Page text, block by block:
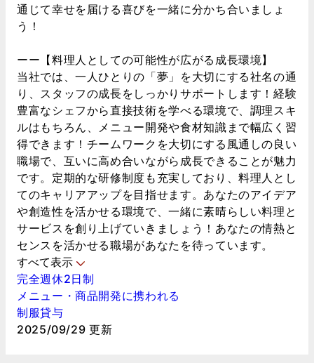
通じて幸せを届ける喜びを一緒に分かち合いましょ
う！
ーー【料理人としての可能性が広がる成長環境】
当社では、一人ひとりの「夢」を大切にする社名の通
り、スタッフの成長をしっかりサポートします！経験
豊富なシェフから直接技術を学べる環境で、調理スキ
ルはもちろん、メニュー開発や食材知識まで幅広く習
得できます！チームワークを大切にする風通しの良い
職場で、互いに高め合いながら成長できることが魅力
です。定期的な研修制度も充実しており、料理人とし
てのキャリアアップを目指せます。あなたのアイデア
や創造性を活かせる環境で、一緒に素晴らしい料理と
サービスを創り上げていきましょう！あなたの情熱と
センスを活かせる職場があなたを待っています。
すべて表示
完全週休2日制
メニュー・商品開発に携われる
制服貸与
2025/09/29 更新